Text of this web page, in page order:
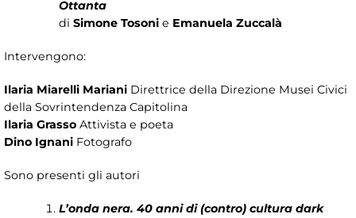
Ottanta
di Simone Tosoni e Emanuela Zuccalà
Intervengono:
Ilaria Miarelli Mariani Direttrice della Direzione Musei Civici
della Sovrintendenza Capitolina
Ilaria Grasso Attivista e poeta
Dino Ignani Fotografo
Sono presenti gli autori
L’onda nera. 40 anni di (contro) cultura dark